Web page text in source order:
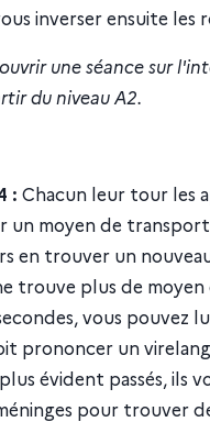
inverser ensuite les
une séance sur
du niveau A2.
: Chacun leur tour les
un moyen de transport
en trouver un
trouve plus de
vous pouvez
prononcer un
évident passés, ils
pour trouver